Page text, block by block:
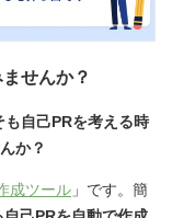
せんか？
も自己PRを考える時
か？
成ツール 」です。簡